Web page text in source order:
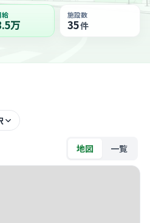
給
万
施設数
35件
地図 一覧